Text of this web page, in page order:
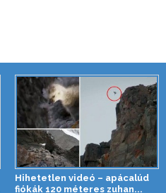
Hihetetlen videó – apácalúd
fiókák 120 méteres zuhan...